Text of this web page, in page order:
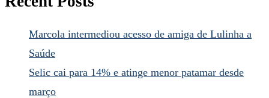
Marcola intermediou acesso de amiga de Lulinha a
Saúde
Selic cai para 14% e atinge menor patamar desde
março